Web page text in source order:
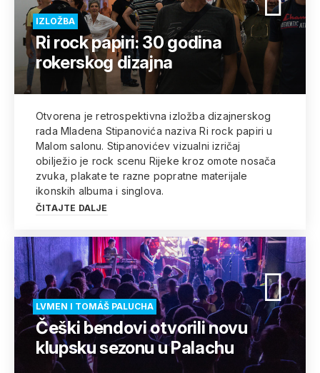
IZLOŽBA
Ri rock papiri: 30 godina
rokerskog dizajna
Otvorena je retrospektivna izložba dizajnerskog
rada Mladena Stipanovića naziva Ri rock papiri u
Malom salonu. Stipanovićev vizualni izričaj
obilježio je rock scenu Rijeke kroz omote nosača
zvuka, plakate te razne popratne materijale
ikonskih albuma i singlova.
ČITAJTE DALJE
LVMEN I TOMÁŠ PALUCHA
Češki bendovi otvorili novu
klupsku sezonu u Palachu